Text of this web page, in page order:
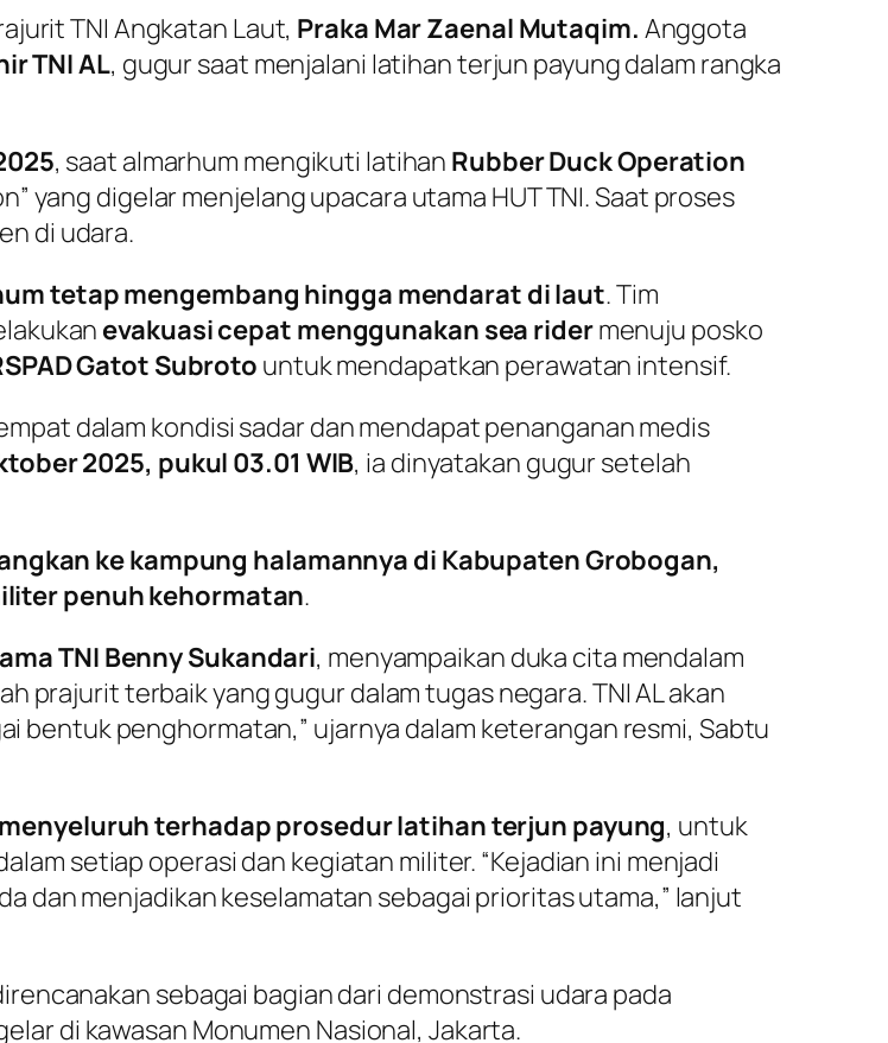
TNI Angkatan Laut, Praka Mar Zaenal Mutaqim. Anggota
TNI AL, gugur saat menjalani latihan terjun payung dalam rangka
, saat almarhum mengikuti latihan Rubber Duck Operation
yang digelar menjelang upacara utama HUT TNI. Saat proses
di udara.
tetap mengembang hingga mendarat di laut. Tim
evakuasi cepat menggunakan sea ridermenuju posko
Gatot Subroto untuk mendapatkan perawatan intensif.
dalam kondisi sadar dan mendapat penanganan medis
2025, pukul 03.01 WIB, ia dinyatakan gugur setelah
ke kampung halamannya di Kabupaten Grobogan,
penuh kehormatan.
TNI Benny Sukandari, menyampaikan duka cita mendalam
prajurit terbaik yang gugur dalam tugas negara. TNI AL akan
bentuk penghormatan,” ujarnya dalam keterangan resmi, Sabtu
terhadap prosedur latihan terjun payung, untuk
setiap operasi dan kegiatan militer. “Kejadian ini menjadi
dan menjadikan keselamatan sebagai prioritas utama,” lanjut
sebagai bagian dari demonstrasi udara pada
di kawasan Monumen Nasional, Jakarta.